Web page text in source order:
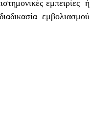
εμπειρίες ή
εμβολιασμού